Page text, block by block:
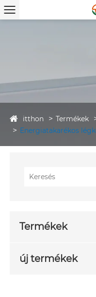
itthon Termékek
Energiatakarékos
Termékek
új termékek